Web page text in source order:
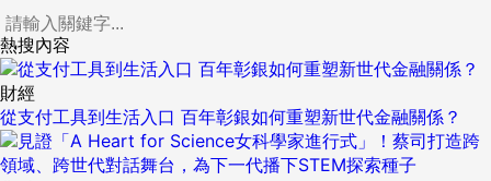
熱搜內容
財經
從支付工具到生活入口 百年彰銀如何重塑新世代金融關係？